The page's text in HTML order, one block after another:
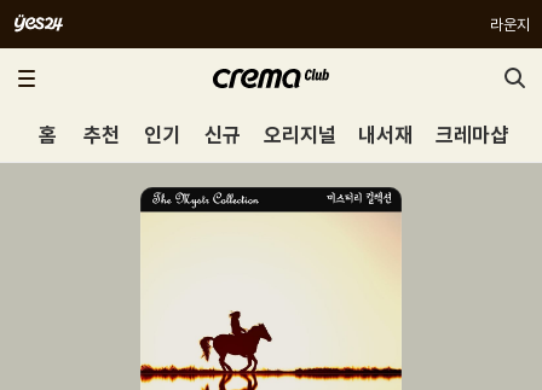
라운지
홈 추천 인기 신규 오리지널 내서재 크레마샵